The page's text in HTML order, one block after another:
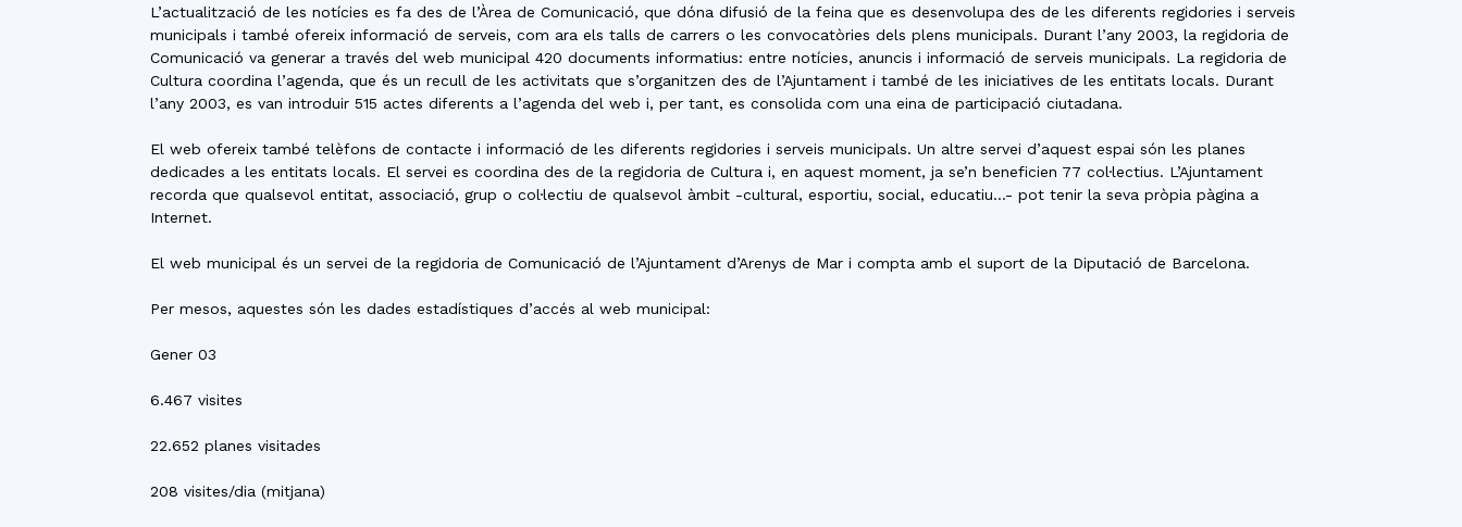
L’actualització de les notícies es fa des de l’Àrea de Comunicació, que dóna difusió de la feina que es desenvolupa des de les diferents regidories i serveis
municipals i també ofereix informació de serveis, com ara els talls de carrers o les convocatòries dels plens municipals. Durant l’any 2003, la regidoria de
Comunicació va generar a través del web municipal 420 documents informatius: entre notícies, anuncis i informació de serveis municipals. La regidoria de
Cultura coordina l’agenda, que és un recull de les activitats que s’organitzen des de l’Ajuntament i també de les iniciatives de les entitats locals. Durant
l’any 2003, es van introduir 515 actes diferents a l’agenda del web i, per tant, es consolida com una eina de participació ciutadana.
El web ofereix també telèfons de contacte i informació de les diferents regidories i serveis municipals. Un altre servei d’aquest espai són les planes
dedicades a les entitats locals. El servei es coordina des de la regidoria de Cultura i, en aquest moment, ja se’n beneficien 77 col·lectius. L’Ajuntament
recorda que qualsevol entitat, associació, grup o col·lectiu de qualsevol àmbit -cultural, esportiu, social, educatiu…- pot tenir la seva pròpia pàgina a
Internet.
El web municipal és un servei de la regidoria de Comunicació de l’Ajuntament d’Arenys de Mar i compta amb el suport de la Diputació de Barcelona.
Per mesos, aquestes són les dades estadístiques d’accés al web municipal:
Gener 03
6.467 visites
22.652 planes visitades
208 visites/dia (mitjana)